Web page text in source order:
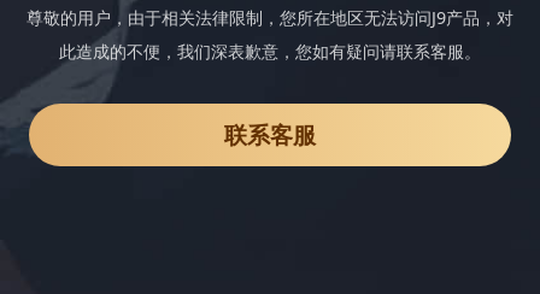
尊敬的用户，由于相关法律限制，您所在地区无法访问J9产品，对
此造成的不便，我们深表歉意，您如有疑问请联系客服。
联系客服